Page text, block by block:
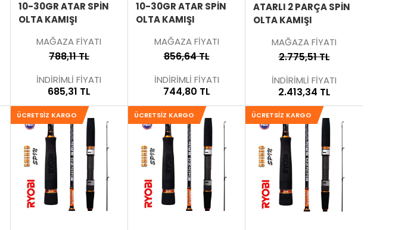
10-30GR ATAR SPIN
OLTA KAMIŞI
MAĞAZA FİYATI
788,11 TL
İNDİRİMLİ FİYATI
685,31 TL
10-30GR ATAR SPIN
OLTA KAMIŞI
MAĞAZA FİYATI
856,64 TL
İNDİRİMLİ FİYATI
744,80 TL
ATARLI 2 PARÇA SPIN
OLTA KAMIŞI
MAĞAZA FİYATI
2.775,51 TL
İNDİRİMLİ FİYATI
2.413,34 TL
ÜCRETSIZ KARGO ÜCRETSIZ KARGO ÜCRETSIZ KARGO